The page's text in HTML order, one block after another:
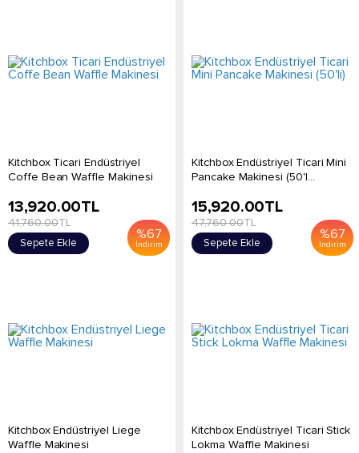
Kitchbox Ticari Endüstriyel
Coffe Bean Waffle Makinesi
%67
İndirim
13,920.00TL
41,760.00TL
Sepete Ekle
Kitchbox Endüstriyel Ticari Mini
Pancake Makinesi (50'l...
%67
İndirim
15,920.00TL
47,760.00TL
Sepete Ekle
Kitchbox Endüstriyel Liege
Waffle Makinesi
Kitchbox Endüstriyel Ticari Stick
Lokma Waffle Makinesi